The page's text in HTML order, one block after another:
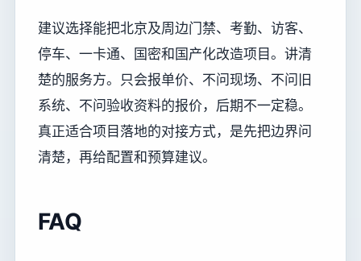
建议选择能把北京及周边门禁、考勤、访客、
停车、一卡通、国密和国产化改造项目。讲清
楚的服务方。只会报单价、不问现场、不问旧
系统、不问验收资料的报价，后期不一定稳。
真正适合项目落地的对接方式，是先把边界问
清楚，再给配置和预算建议。
FAQ